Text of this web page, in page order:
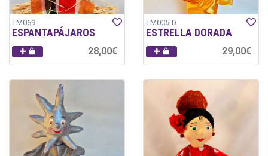
TM069
ESPANTAPÁJAROS
28,00€
TM005-D
ESTRELLA DORADA
29,00€